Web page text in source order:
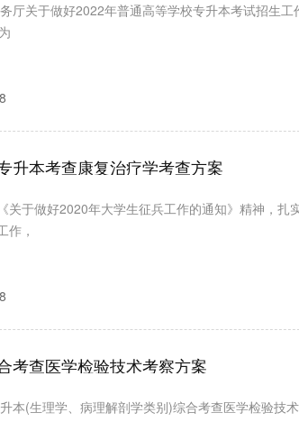
厅关于做好2022年普通高等学校专升本考试招生工
升本考查康复治疗学考查方案
关于做好2020年大学生征兵工作的通知》精神，扎
作，
考查医学检验技术考察方案
本(生理学、病理解剖学类别)综合考查医学检验技